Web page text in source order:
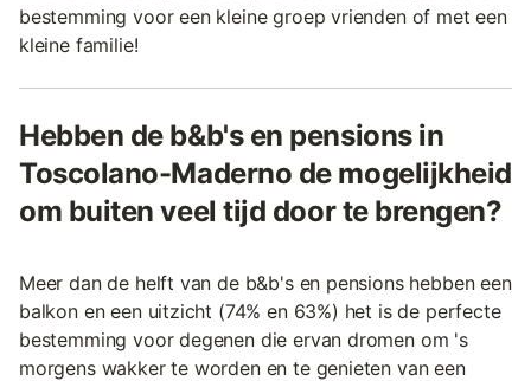
bestemming voor een kleine groep vrienden of met een
kleine familie!
Hebben de b&b's en pensions in
Toscolano-Maderno de mogelijkheid
om buiten veel tijd door te brengen?
Meer dan de helft van de b&b's en pensions hebben een
balkon en een uitzicht (74% en 63%) het is de perfecte
bestemming voor degenen die ervan dromen om 's
morgens wakker te worden en te genieten van een